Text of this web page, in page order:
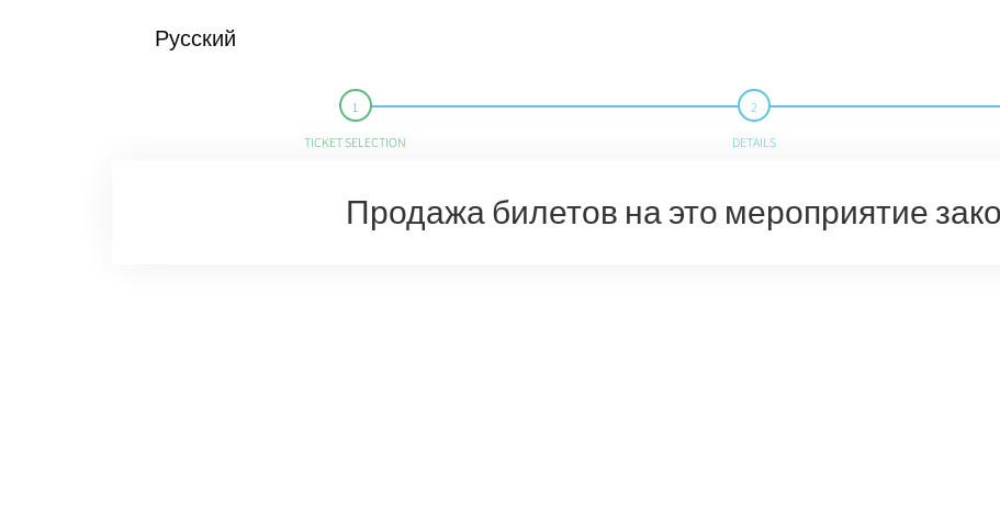
Русский
TICKET SELECTION DETAILS
Продажа билетов на это мероприятие